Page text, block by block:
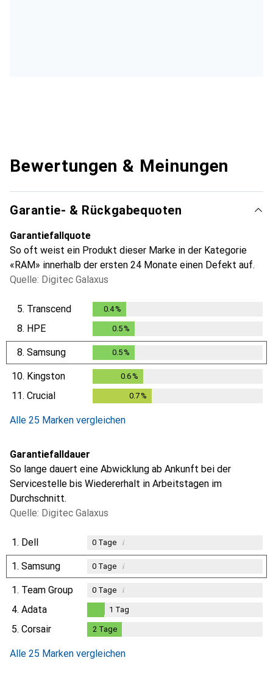
Bewertungen & Meinungen
Garantie- & Rückgabequoten
Garantiefallquote
So oft weist ein Produkt dieser Marke in der Kategorie
«RAM» innerhalb der ersten 24 Monate einen Defekt auf.
Quelle: Digitec Galaxus
5. Transcend 0.4%
8. HPE 0.5 %
8. Samsung 0.5 %
10. Kingston 0.6 %
11. Crucial 0.7 %
Alle 25 Marken vergleichen
Garantiefalldauer
So lange dauert eine Abwicklung ab Ankunft bei der
Servicestelle bis Wiedererhalt in Arbeitstagen im
Durchschnitt.
Quelle: Digitec Galaxus
1. Dell 0Tage i
1. Samsung 0Tage i
1. Team Group 0Tage i
4. Adata
Tag
1 Tag
5. Corsair 2 Tage
Alle 25 Marken vergleichen